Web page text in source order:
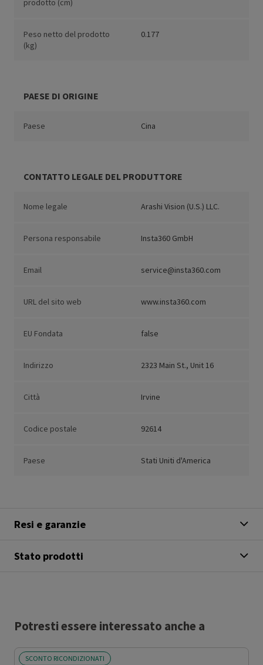
prodotto (cm)
Peso netto del prodotto
(kg)
0.177
PAESE DI ORIGINE
Paese Cina
CONTATTO LEGALE DEL PRODUTTORE
Nome legale Arashi Vision (U.S.) LLC.
Persona responsabile Insta360 GmbH
Email service@insta360.com
URL del sito web www.insta360.com
EU Fondata false
Indirizzo 2323 Main St., Unit 16
Città Irvine
Codice postale 92614
Paese Stati Uniti d'America
Resi e garanzie
Stato prodotti
Potresti essere interessato anche a
SCONTO RICONDIZIONATI